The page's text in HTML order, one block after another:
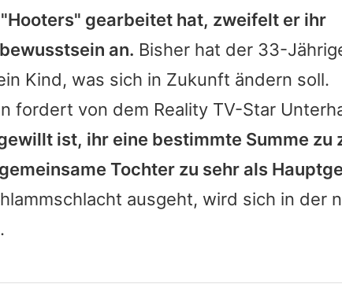
gearbeitet hat, zweifelt er ihr
an. Bisher hat der 33-
Kind, was sich in Zukunft ändern soll.
fordert von dem Reality TV-Star
ist, ihr eine bestimmte Summe zu
Tochter zu sehr als
ausgeht, wird sich in der